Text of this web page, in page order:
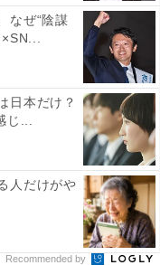
なぜ“陰謀
日本だけ？
じ...
人だけがや
Recommended by